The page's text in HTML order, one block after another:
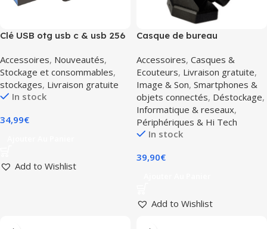
Clé USB otg usb c & usb 256
Accessoires, Nouveautés,
Stockage et consommables,
stockages, Livraison gratuite
In stock
34,99€
Add to Wishlist
Casque de bureau
bluetooth teletravail
Accessoires, Casques &
Ecouteurs, Livraison gratuite,
Image & Son, Smartphones &
objets connectés, Déstockage,
Informatique & reseaux,
Périphériques & Hi Tech
In stock
39,90€
Add to Wishlist